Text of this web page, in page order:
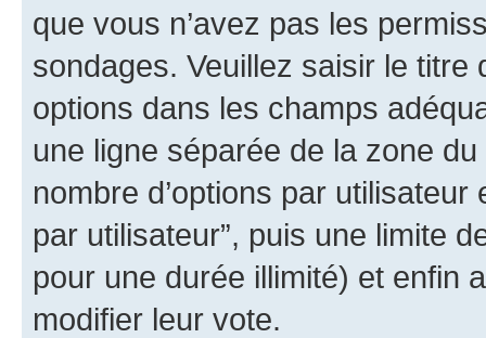
que vous n’avez pas les
sondages. Veuillez saisir le
options dans les champs
une ligne séparée de la zone
nombre d’options par
par utilisateur”, puis une limite
pour une durée illimité) et enfin
modifier leur vote.